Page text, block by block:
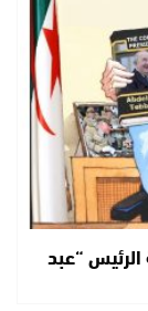
الرئيس “عبد